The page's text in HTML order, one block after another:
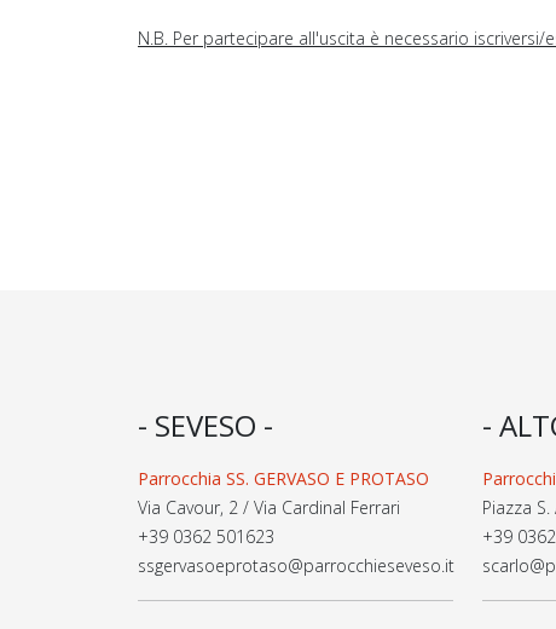
N.B. Per partecipare all'uscita è necessario
- SEVESO -
Parrocchia SS. GERVASO E PROTASO
Via Cavour, 2 / Via Cardinal Ferrari
+39 0362 501623
ssgervasoeprotaso@parrocchieseveso.it
-
Piazza
+39